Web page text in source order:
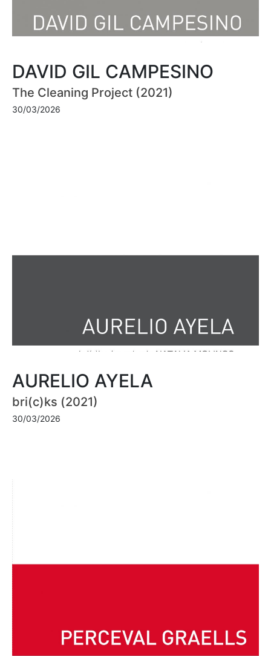
DAVID GIL CAMPESINO
The Cleaning Project (2021)
30/03/2026
AURELIO AYELA
bri(c)ks (2021)
30/03/2026